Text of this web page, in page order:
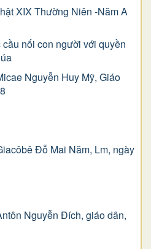
XIX Thường Niên -Năm A
nối con người với quyền
Nguyễn Huy Mỹ, Giáo
Ðỗ Mai Năm, Lm, ngày
Nguyễn Ðích, giáo dân,